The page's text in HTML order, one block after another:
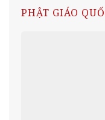
PHẬT GIÁO